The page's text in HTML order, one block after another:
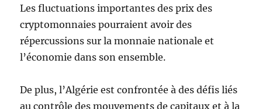
Les fluctuations importantes des prix des
cryptomonnaies pourraient avoir des
répercussions sur la monnaie nationale et
l’économie dans son ensemble.
De plus, l’Algérie est confrontée à des défis liés
au contrôle des mouvements de capitaux et à la